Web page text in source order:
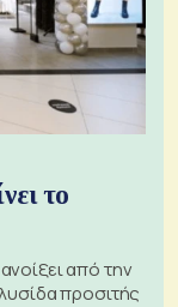
το
από την
προσιτής